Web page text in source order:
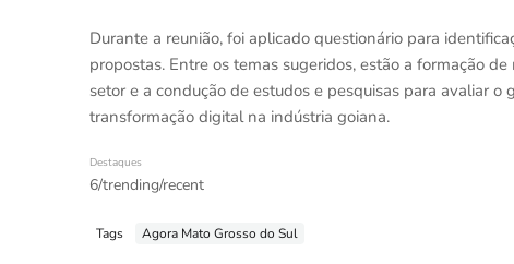
Durante a reunião, foi aplicado questionário para
propostas. Entre os temas sugeridos, estão a formação
setor e a condução de estudos e pesquisas para avaliar
transformação digital na indústria goiana.
Destaques
6/trending/recent
Tags Agora Mato Grosso do Sul